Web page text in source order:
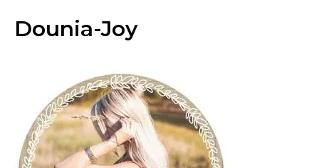
Dounia-Joy